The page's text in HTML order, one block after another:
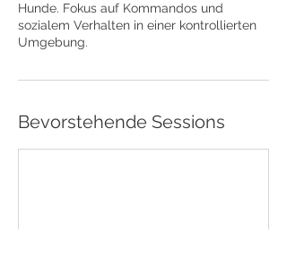
Hunde. Fokus auf Kommandos und
sozialem Verhalten in einer kontrollierten
Umgebung.
Bevorstehende Sessions